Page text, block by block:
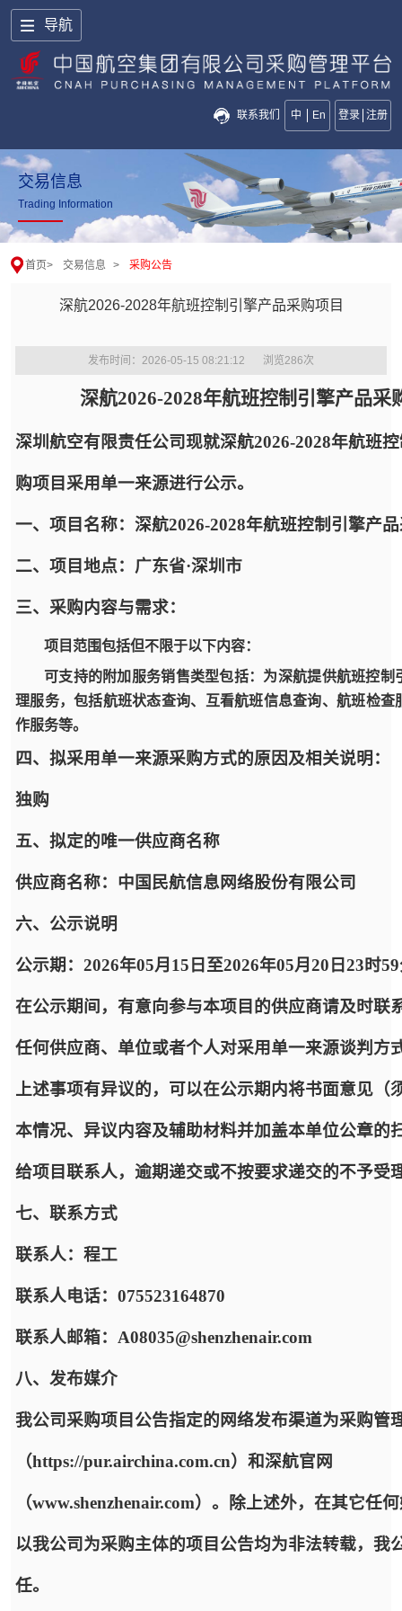
导航
联系我们 中 En 登录 注册
交易信息
Trading Information
首页> 交易信息 > 采购公告
深航2026-2028年航班控制引擎产品采购项目
发布时间：2026-05-15 08:21:12 浏览286次
深航2026-2028年航班控制引擎产品采
深圳航空有限责任公司现就深航2026-2028年航班
购项目采用单一来源进行公示。
一、项目名称：深航2026-2028年航班控制引擎产
二、项目地点：广东省·深圳市
三、采购内容与需求：
项目范围包括但不限于以下内容：
可支持的附加服务销售类型包括：为深航提供航班控制
理服务，包括航班状态查询、互看航班信息查询、航班检查
作服务等。
四、拟采用单一来源采购方式的原因及相关说明：
独购
五、拟定的唯一供应商名称
供应商名称：中国民航信息网络股份有限公司
六、公示说明
公示期：2026年05月15日至2026年05月20日23时
在公示期间，有意向参与本项目的供应商请及时联
任何供应商、单位或者个人对采用单一来源谈判方
上述事项有异议的，可以在公示期内将书面意见（
本情况、异议内容及辅助材料并加盖本单位公章的
给项目联系人，逾期递交或不按要求递交的不予受
七、联系方式
联系人：程工
联系人电话：075523164870
联系人邮箱：A08035@shenzhenair.com
八、发布媒介
我公司采购项目公告指定的网络发布渠道为采购管
（https://pur.airchina.com.cn）和深航官网
（www.shenzhenair.com）。除上述外，在其它任
以我公司为采购主体的项目公告均为非法转载，我
任。